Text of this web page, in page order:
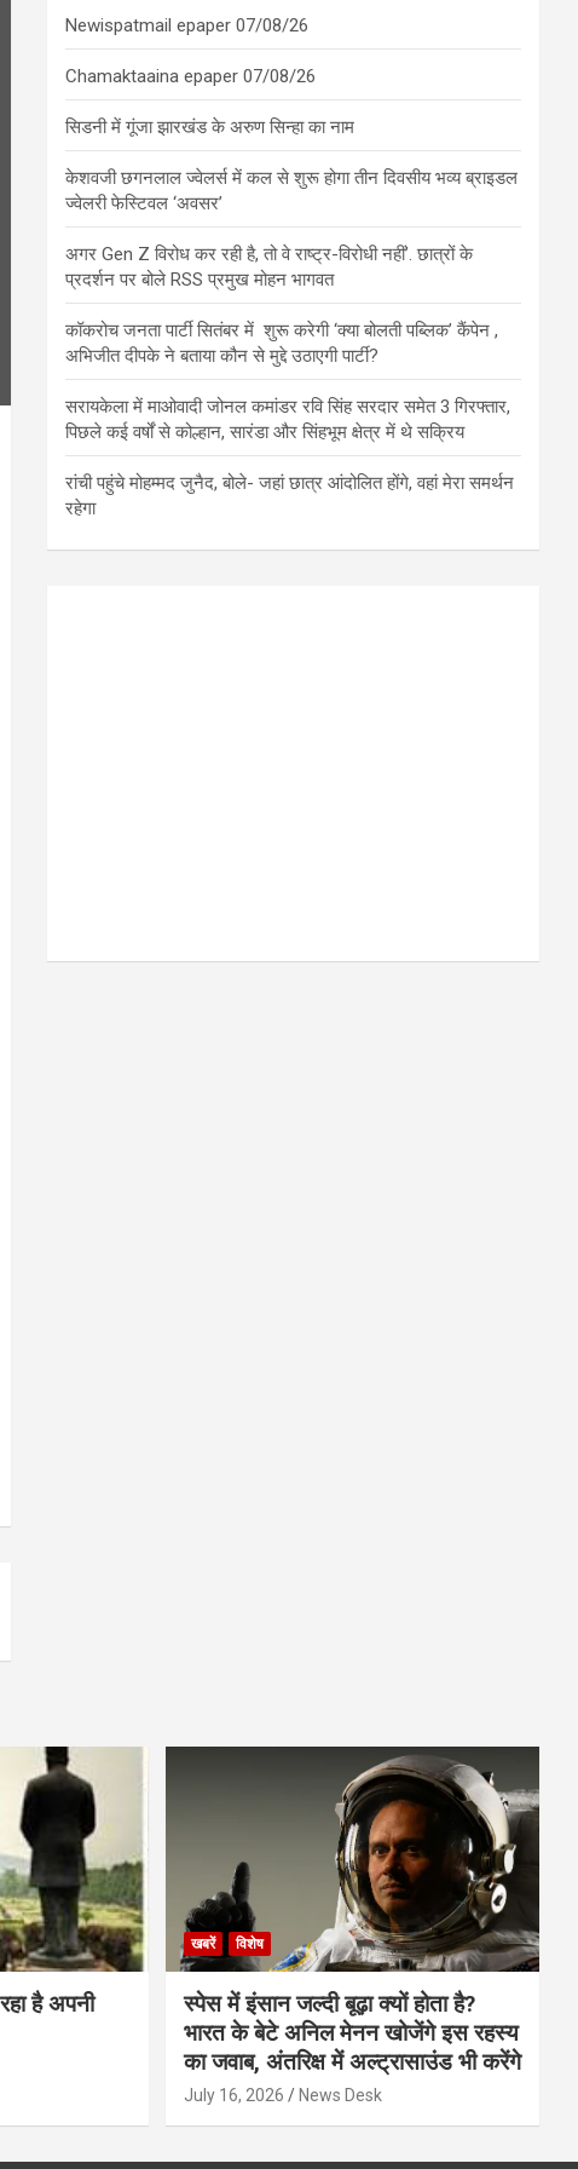
Newispatmail epaper 07/08/26
Chamaktaaina epaper 07/08/26
सिडनी में गूंजा झारखंड के अरुण सिन्हा का नाम
केशवजी छगनलाल ज्वेलर्स में कल से शुरू होगा तीन दिवसीय भव्य ब्राइडल
ज्वेलरी फेस्टिवल ‘अवसर’
अगर Gen Z विरोध कर रही है, तो वे राष्ट्र-विरोधी नहीं’. छात्रों के
प्रदर्शन पर बोले RSS प्रमुख मोहन भागवत
कॉकरोच जनता पार्टी सितंबर में शुरू करेगी ‘क्या बोलती पब्लिक’ कैंपेन ,
अभिजीत दीपके ने बताया कौन से मुद्दे उठाएगी पार्टी?
सरायकेला में माओवादी जोनल कमांडर रवि सिंह सरदार समेत 3 गिरफ्तार,
पिछले कई वर्षों से कोल्हान, सारंडा और सिंहभूम क्षेत्र में थे सक्रिय
रांची पहुंचे मोहम्मद जुनैद, बोले- जहां छात्र आंदोलित होंगे, वहां मेरा समर्थन
रहेगा
है अपनी
खबरें विशेष
स्पेस में इंसान जल्दी बूढ़ा क्यों होता है?
भारत के बेटे अनिल मेनन खोजेंगे इस रहस्य
का जवाब, अंतरिक्ष में अल्ट्रासाउंड भी करेंगे
July 16, 2026 News Desk